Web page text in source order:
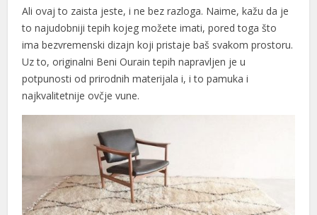
Ali ovaj to zaista jeste, i ne bez razloga. Naime, kažu da je
to najudobniji tepih kojeg možete imati, pored toga što
ima bezvremenski dizajn koji pristaje baš svakom prostoru.
Uz to, originalni Beni Ourain tepih napravljen je u
potpunosti od prirodnih materijala i, i to pamuka i
najkvalitetnije ovčje vune.